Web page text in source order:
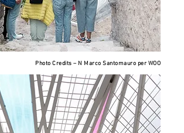
Photo Credits – N Marco Santomauro per WOO